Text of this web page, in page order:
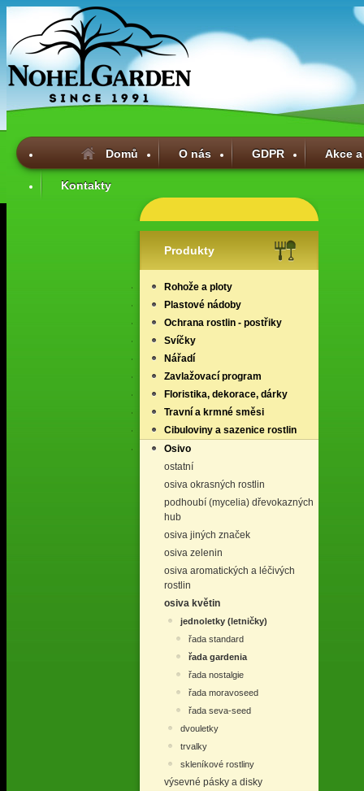
Domů O nás GDPR Akce
Kontakty
Produkty
Rohože a ploty
Plastové nádoby
Ochrana rostlin - postřiky
Svíčky
Nářadí
Zavlažovací program
Floristika, dekorace, dárky
Travní a krmné směsi
Cibuloviny a sazenice rostlin
Osivo
ostatní
osiva okrasných rostlin
podhoubí (mycelia) dřevokazných
hub
osiva jiných značek
osiva zelenin
osiva aromatických a léčivých
rostlin
osiva květin
jednoletky (letničky)
řada standard
řada gardenia
řada nostalgie
řada moravoseed
řada seva-seed
dvouletky
trvalky
skleníkové rostliny
výsevné pásky a disky